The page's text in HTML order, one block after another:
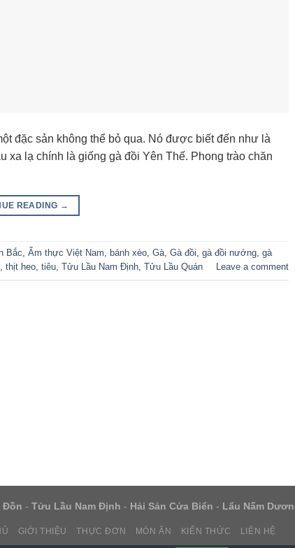
đặc sản không thể bỏ qua. Nó được biết đến như là
lạ chính là giống gà đồi Yên Thế. Phong trào chăn
READING →
Bắc, Ẩm thực Việt Nam, bánh xèo, Gà, Gà đồi, gà đồi nướng, gà
, thịt heo, tiêu, Tửu Lầu Nam Định, Tửu Lầu Quán Leave a comment
Đồn - Tửu Lầu Nam Định - Hải Sản Cửa Biển - Lẩu Nấm
GIỚI THIỆU THỰC ĐƠN MÓN ĂN KIẾN THỨC LIÊN HỆ